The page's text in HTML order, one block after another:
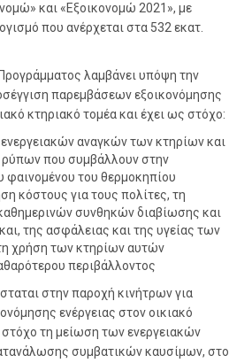
και «Εξοικονομώ 2021», με
που ανέρχεται στα 532 εκατ.
λαμβάνει υπόψη την
παρεμβάσεων εξοικονόμησης
κτηριακό τομέα και έχει ως στόχο:
αναγκών των κτηρίων και
που συμβάλλουν στην
φαινομένου του θερμοκηπίου
κόστους για τους πολίτες, τη
συνθηκών διαβίωσης και
της ασφάλειας και της υγείας των
χρήση των κτηρίων αυτών
περιβάλλοντος
στην παροχή κινήτρων για
ενέργειας στον οικιακό
στόχο τη μείωση των ενεργειακών
συμβατικών καυσίμων, στο